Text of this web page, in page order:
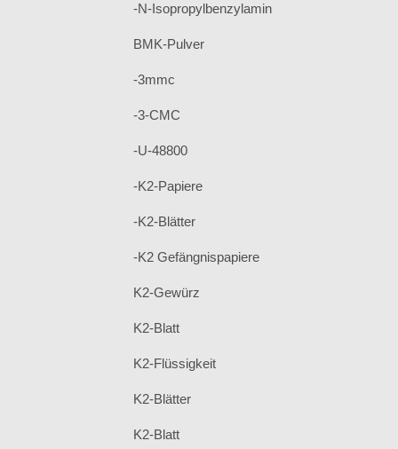
-N-Isopropylbenzylamin
BMK-Pulver
-3mmc
-3-CMC
-U-48800
-K2-Papiere
-K2-Blätter
-K2 Gefängnispapiere
K2-Gewürz
K2-Blatt
K2-Flüssigkeit
K2-Blätter
K2-Blatt